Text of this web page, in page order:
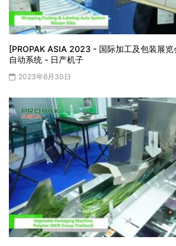
[PROPAK ASIA 2023 - 国际加工及包装展
自动系统 - 日产机子
2023年6月30日